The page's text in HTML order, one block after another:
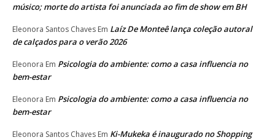
músico; morte do artista foi anunciada ao fim de show em BH
Eleonora Santos Chaves Em Laíz De Monteê lança coleção autoral
de calçados para o verão 2026
Eleonora Em Psicologia do ambiente: como a casa influencia no
bem-estar
Eleonora Em Psicologia do ambiente: como a casa influencia no
bem-estar
Eleonora Santos Chaves Em Ki-Mukeka é inaugurado no Shopping